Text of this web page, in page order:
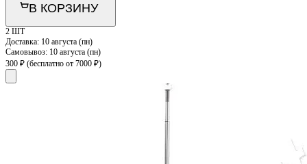
В КОРЗИНУ
2 ШТ
Доставка: 10 августа (пн)
Самовывоз: 10 августа (пн)
300 ₽ (бесплатно от 7000 ₽)